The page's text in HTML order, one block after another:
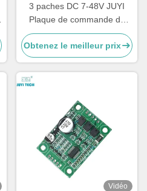
3 paches DC 7-48V JUYI
Plaque de commande de
moteur sans balais 10A
régulateur de vitesse sans
capteur avec commande
PWM
Obtenez le meilleur prix
Vidéo